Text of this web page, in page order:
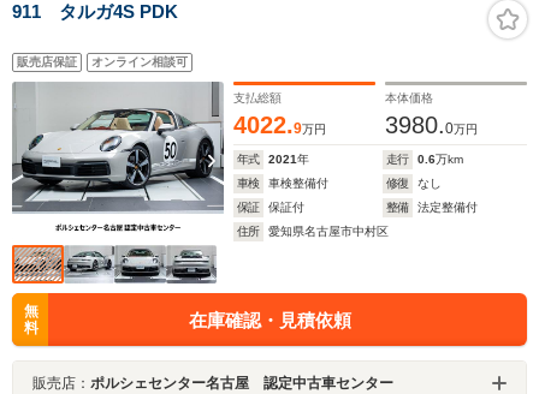
911 タルガ4S PDK
販売店保証 オンライン相談可
支払総額
4022.9万円
本体価格
3980.0万円
年式 2021年 走行 0.6万km
車検
車検整備付 修復
なし
保証
保証付 整備
法定整備付
住所
愛知県名古屋市中村区
無
料
在庫確認・見積依頼
販売店： ポルシェセンター名古屋 認定中古車センター